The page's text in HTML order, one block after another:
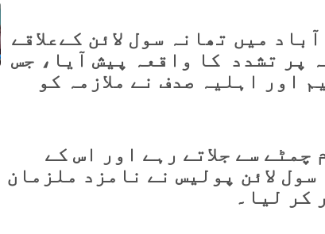
میں تھانہ سول لائن کےعلاقے
پر تشدد کا واقعہ پیش آیا، جس
اور اہلیہ صدف نے ملازمہ کو
سے جلاتے رہے اور اس کے
لائن پولیس نے نامزد ملزمان
کر لیا۔